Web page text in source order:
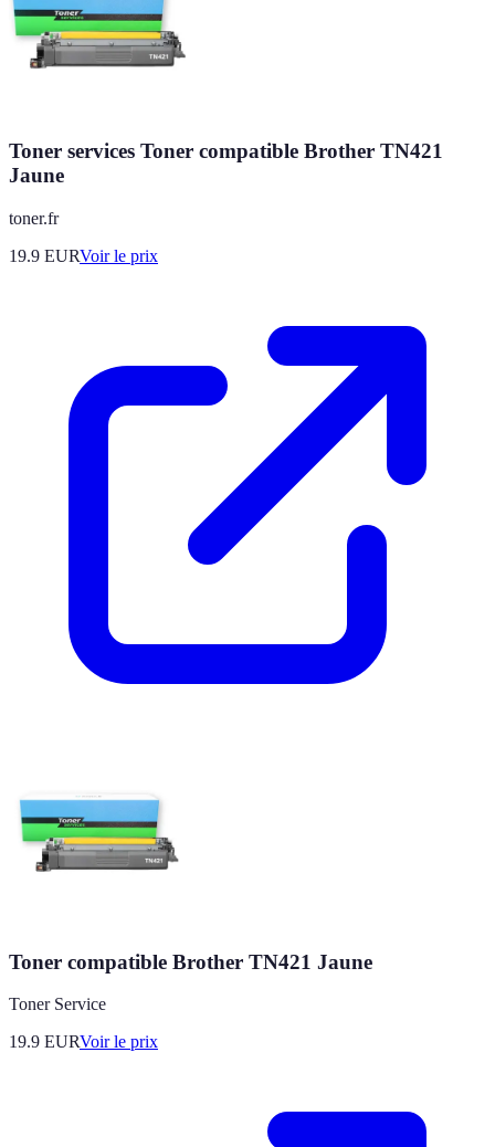
Toner services Toner compatible Brother TN421
Jaune
toner.fr
19.9 EURVoir le prix
Toner compatible Brother TN421 Jaune
Toner Service
19.9 EURVoir le prix